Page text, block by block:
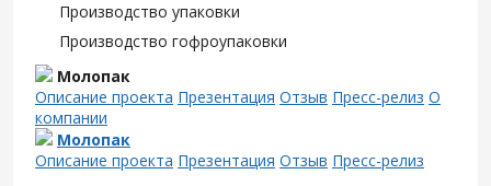
Производство упаковки
Производство гофроупаковки
Молопак
Описание проекта Презентация Отзыв Пресс-релиз О
компании
Молопак
Описание проекта Презентация Отзыв Пресс-релиз